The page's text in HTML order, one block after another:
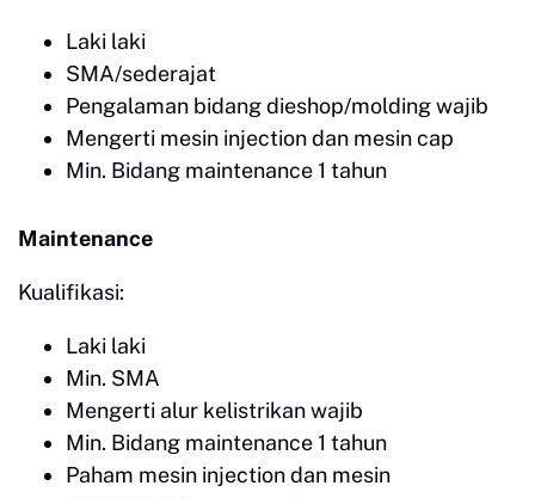
Laki laki
SMA/sederajat
Pengalaman bidang dieshop/molding wajib
Mengerti mesin injection dan mesin cap
Min. Bidang maintenance 1 tahun
Maintenance
Kualifikasi:
Laki laki
Min. SMA
Mengerti alur kelistrikan wajib
Min. Bidang maintenance 1 tahun
Paham mesin injection dan mesin